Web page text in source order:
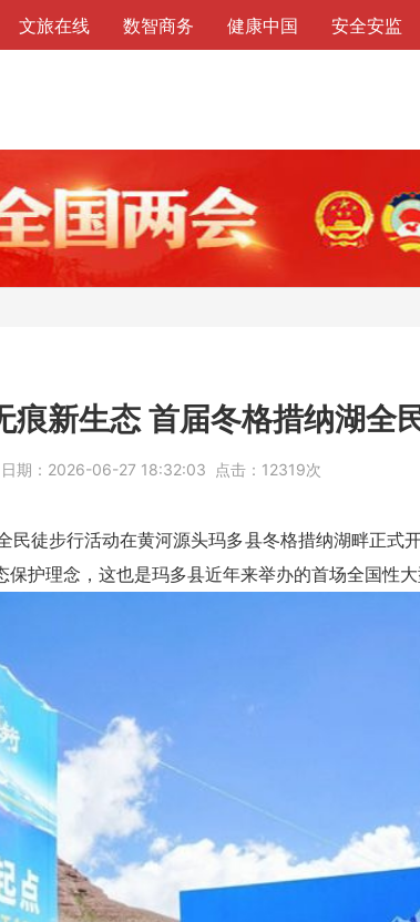
文旅在线 数智商务 健康中国 安全安监
痕新生态 首届冬格措纳湖全
日期： 2026-06-27 18:32:03 点击： 12319次
徒步行活动在黄河源头玛多县冬格措纳湖畔正式
护理念，这也是玛多县近年来举办的首场全国性大